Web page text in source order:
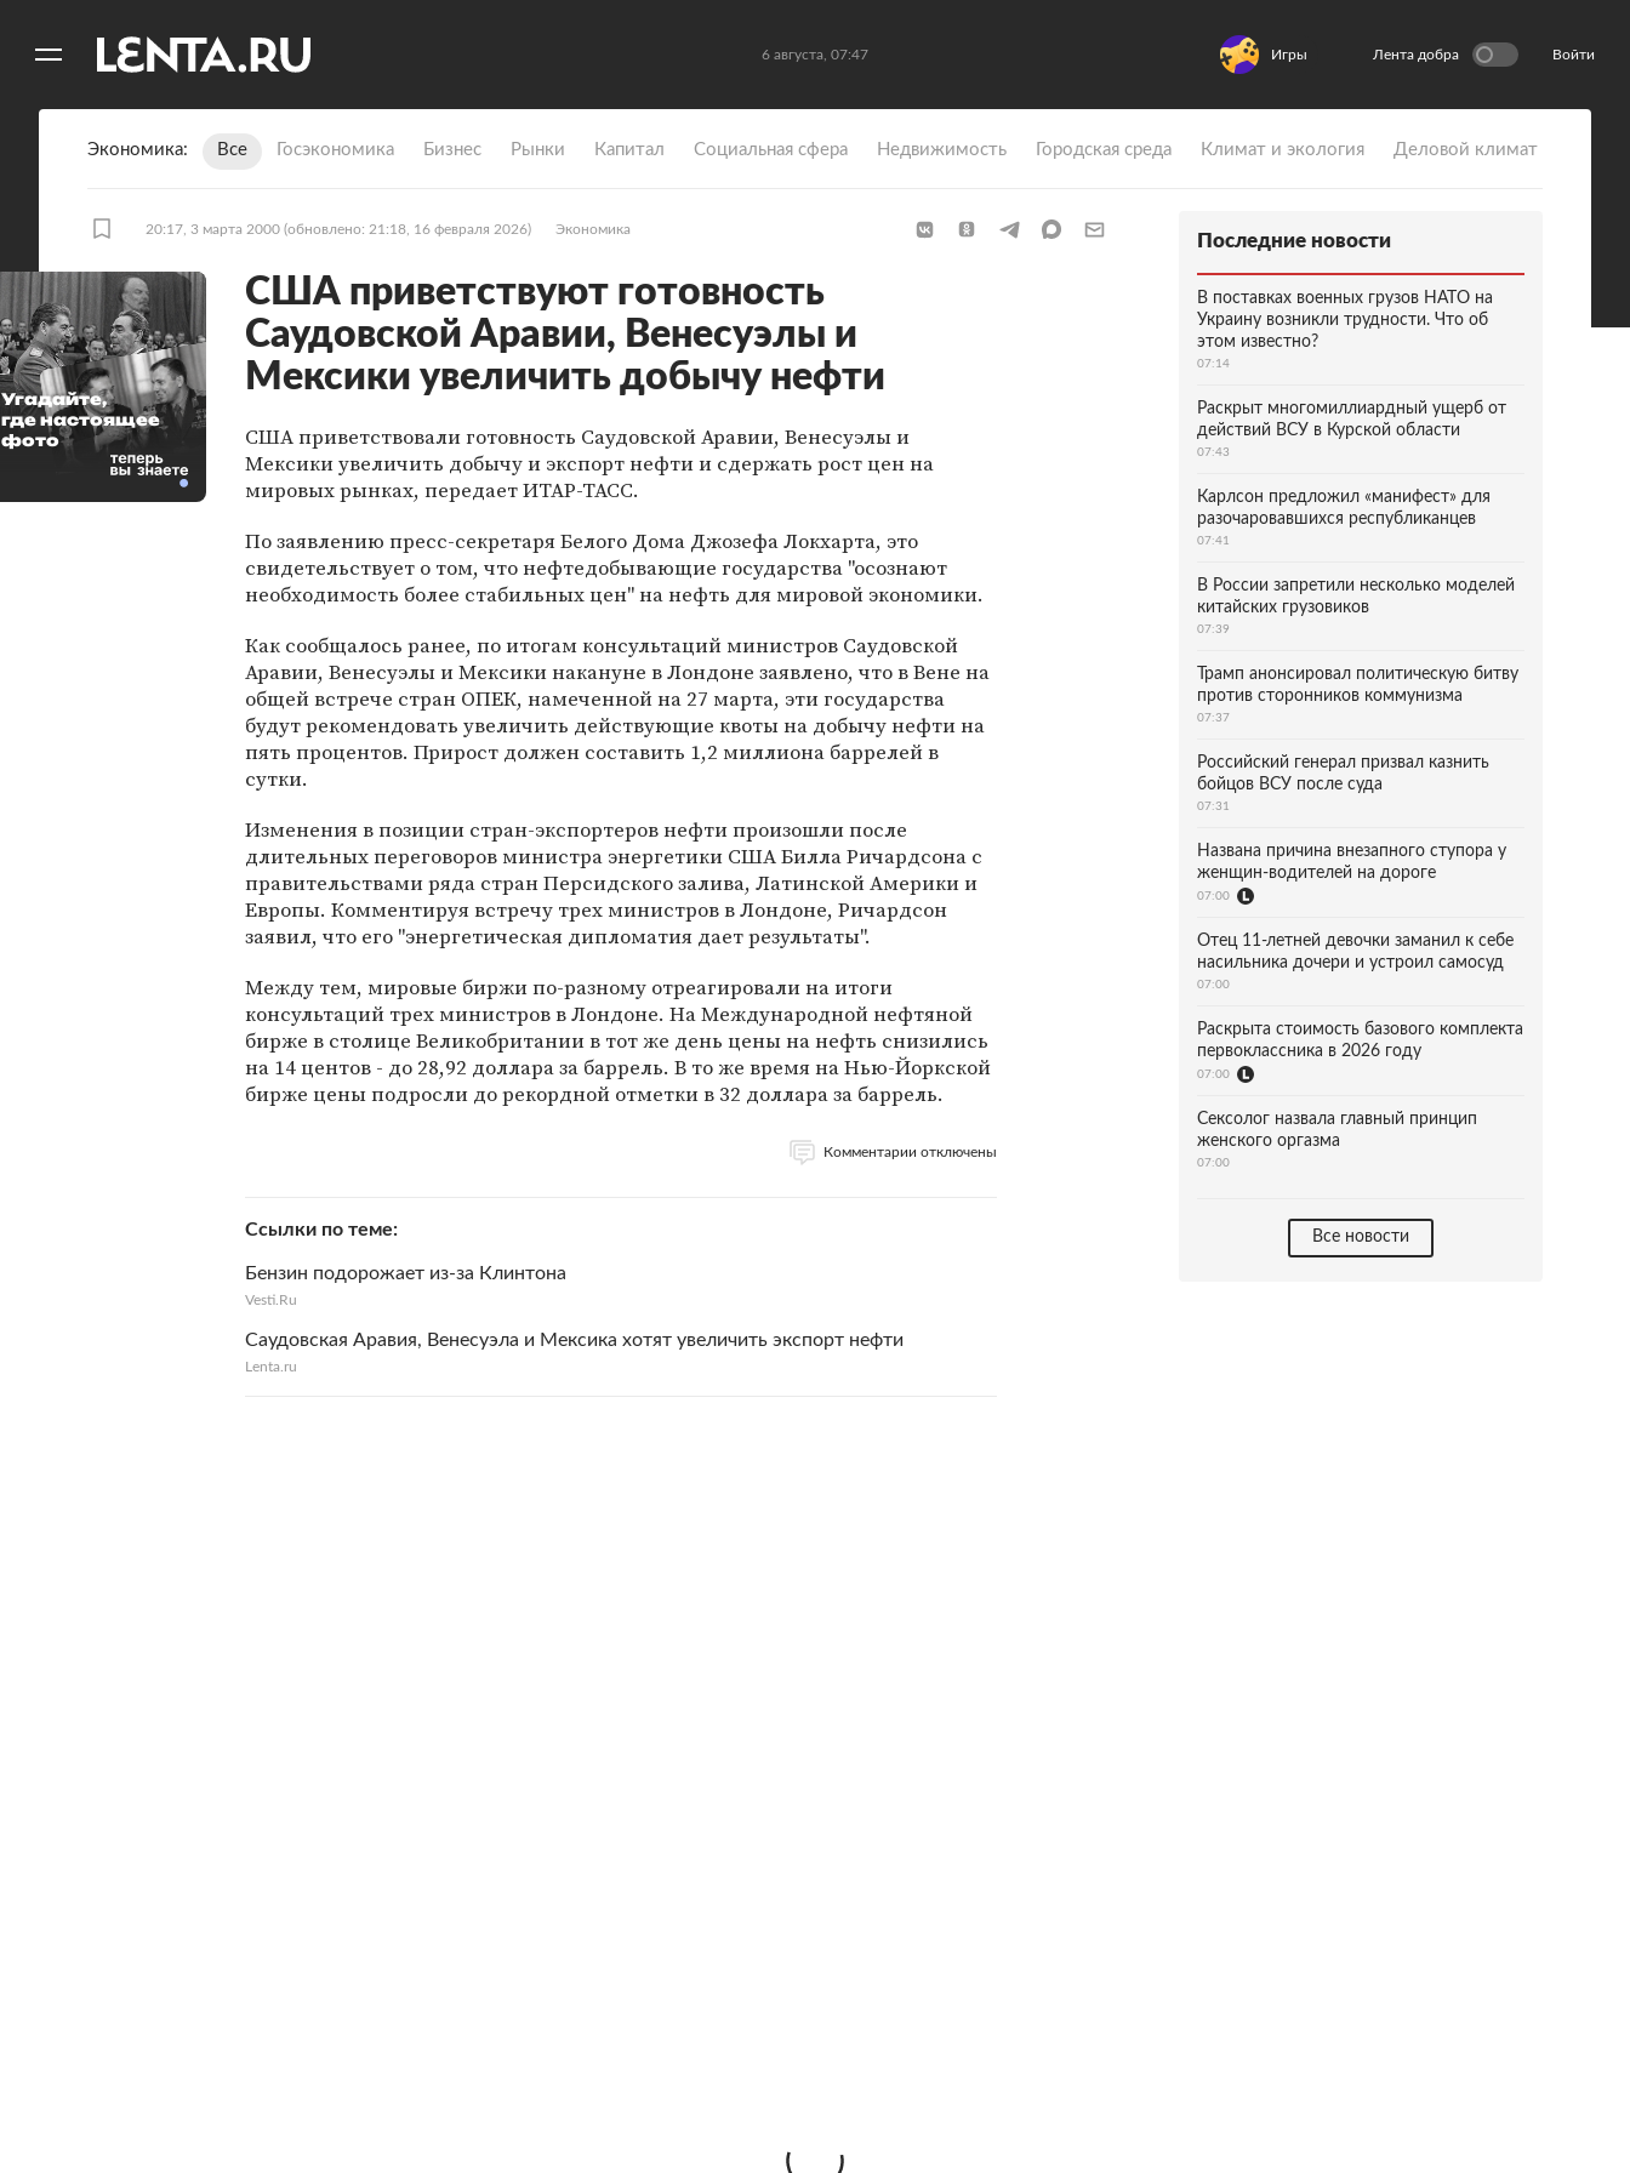
6 августа, 07:47 Игры Лента добра Войти
Экономика Все Госэкономика Бизнес Рынки Капитал Социальная сфера Недвижимость Городская среда Климат и экология Деловой климат
20:17, 3 марта 2000 (обновлено: 21:18, 16 февраля 2026) Экономика
США приветствуют готовность
Саудовской Аравии, Венесуэлы и
Мексики увеличить добычу нефти
США приветствовали готовность Саудовской Аравии, Венесуэлы и
Мексики увеличить добычу и экспорт нефти и сдержать рост цен на
мировых рынках, передает ИТАР-ТАСС.
По заявлению пресс-секретаря Белого Дома Джозефа Локхарта, это
свидетельствует о том, что нефтедобывающие государства "осознают
необходимость более стабильных цен" на нефть для мировой экономики.
Как сообщалось ранее, по итогам консультаций министров Саудовской
Аравии, Венесуэлы и Мексики накануне в Лондоне заявлено, что в Вене на
общей встрече стран ОПЕК, намеченной на 27 марта, эти государства
будут рекомендовать увеличить действующие квоты на добычу нефти на
пять процентов. Прирост должен составить 1,2 миллиона баррелей в
сутки.
Изменения в позиции стран-экспортеров нефти произошли после
длительных переговоров министра энергетики США Билла Ричардсона с
правительствами ряда стран Персидского залива, Латинской Америки и
Европы. Комментируя встречу трех министров в Лондоне, Ричардсон
заявил, что его "энергетическая дипломатия дает результаты".
Между тем, мировые биржи по-разному отреагировали на итоги
консультаций трех министров в Лондоне. На Международной нефтяной
бирже в столице Великобритании в тот же день цены на нефть снизились
на 14 центов - до 28,92 доллара за баррель. В то же время на Нью-Йоркской
бирже цены подросли до рекордной отметки в 32 доллара за баррель.
Комментарии отключены
Ссылки по теме
Бензин подорожает из-за Клинтона
Vesti.Ru
Саудовская Аравия, Венесуэла и Мексика хотят увеличить экспорт нефти
Lenta.ru
Угадайте,
где настоящее
фото
Последние новости
В поставках военных грузов НАТО на
Украину возникли трудности. Что об
этом известно?
07:14
Раскрыт многомиллиардный ущерб от
действий ВСУ в Курской области
07:43
Карлсон предложил «манифест» для
разочаровавшихся республиканцев
07:41
В России запретили несколько моделей
китайских грузовиков
07:39
Трамп анонсировал политическую битву
против сторонников коммунизма
07:37
Российский генерал призвал казнить
бойцов ВСУ после суда
07:31
Названа причина внезапного ступора у
женщин-водителей на дороге
07:00
Отец 11-летней девочки заманил к себе
насильника дочери и устроил самосуд
07:00
Раскрыта стоимость базового комплекта
первоклассника в 2026 году
07:00
Сексолог назвала главный принцип
женского оргазма
07:00
Все новости